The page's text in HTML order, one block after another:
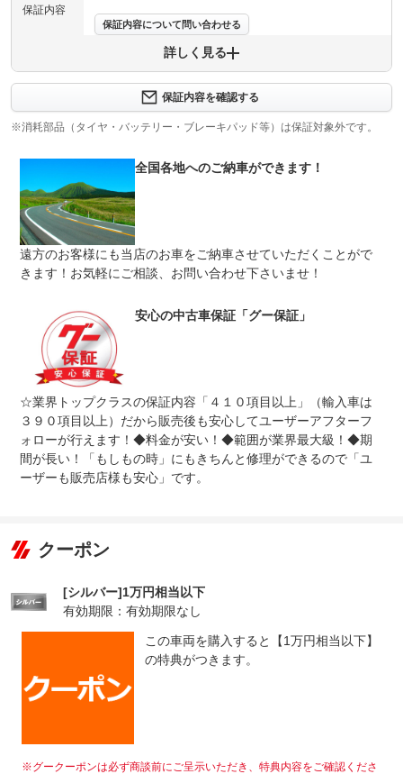
保証内容
保証内容について問い合わせる
納車前にしっかりと整備をさせて頂きますが、万が一の安
心保証を用意いたしました。保証対象は主要部品のみとな
ります。詳細はお問合せ下さい。注意：故意により発生し
た問題と認められた場合は適用外となります。
修理回数
保証金額は上限３０，０００までとなります。保証金額無
しでの販売も承ります。
免責金
無し
※レッカー費用、代車費用、宿泊費用、お見舞い費用など
お車の修理費用以外は一切保証対象外とさせていただきま
す。
保証修理
-
法定整備
整備付 法定12ヶ月または法定24ヶ月点検整備付
※車検なし・車検整備付の場合は法定24ヶ月点検整備付
※商用車は6ヶ月または12ヶ月点検整備付
法定整備
について
法定１２か月点検もしくは２４か月点検を実施いたしま
す。その際に発生した交換部品や修理はすべて対応いたし
ます。追加料金は一切発生いたしません。また、エンジン
オイルも交換いたします。
詳しく見る
保証内容を確認する
※消耗部品（タイヤ・バッテリー・ブレーキパッド等）は保証対象外です。
全国各地へのご納車ができます！
遠方のお客様にも当店のお車をご納車させていただくことがで
きます！お気軽にご相談、お問い合わせ下さいませ！
安心の中古車保証「グー保証」
☆業界トップクラスの保証内容「４１０項目以上」（輸入車は
３９０項目以上）だから販売後も安心してユーザーアフターフ
ォローが行えます！◆料金が安い！◆範囲が業界最大級！◆期
間が長い！「もしもの時」にもきちんと修理ができるので「ユ
ーザーも販売店様も安心」です。
クーポン
[シルバー]1万円相当以下
有効期限：有効期限なし
この車両を購入すると【1万円相当以下】
の特典がつきます。
※グークーポンは必ず商談前にご呈示いただき、特典内容をご確認くださ